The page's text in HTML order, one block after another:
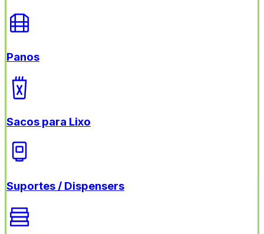
Panos
Sacos para Lixo
Suportes / Dispensers